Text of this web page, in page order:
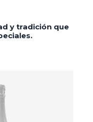
y tradición que